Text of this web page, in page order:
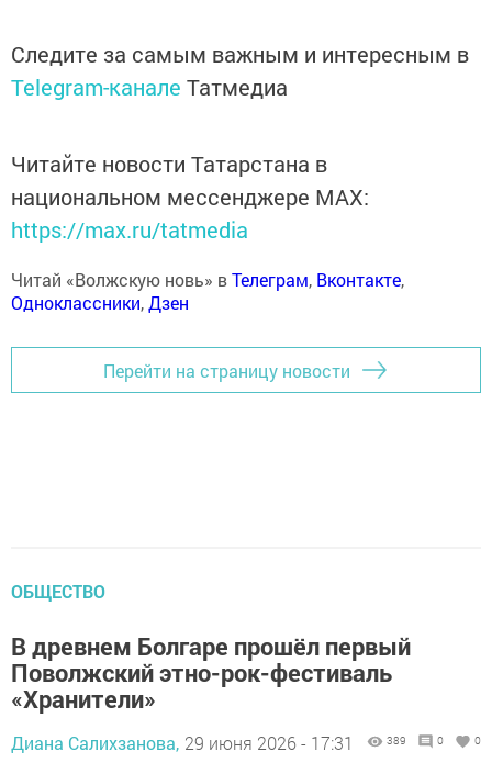
Следите за самым важным и интересным в
Telegram-канале Татмедиа
Читайте новости Татарстана в
национальном мессенджере MАХ:
https://max.ru/tatmedia
Читай «Волжскую новь» вТелеграм, Вконтакте,
Одноклассники,Дзен
Перейти на страницу новости
ОБЩЕСТВО
В древнем Болгаре прошёл первый
Поволжский этно-рок-фестиваль
«Хранители»
Диана Салихзанова, 29 июня 2026 - 17:31 389 0 0